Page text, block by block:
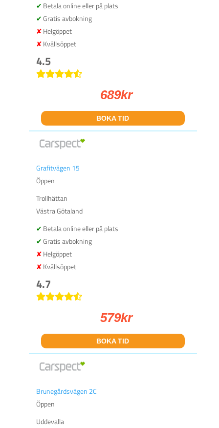
Betala online eller på plats
Gratis avbokning
Helgöppet
Kvällsöppet
4.5
689kr
BOKA TID
Grafitvägen 15
Öppen
Trollhättan
Västra Götaland
Betala online eller på plats
Gratis avbokning
Helgöppet
Kvällsöppet
4.7
579kr
BOKA TID
Brunegårdsvägen 2C
Öppen
Uddevalla